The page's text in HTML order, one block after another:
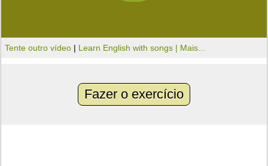
Tente outro vídeo | Learn English with songs | Mais...
Fazer o exercício